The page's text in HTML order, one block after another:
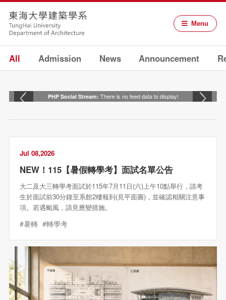
Menu
All Admission News Announcement
PHP Social Stream: There is no feed data to display!
Jul 08,2026
NEW！115【暑假轉學考】面試名單公告
大二及大三轉學考面試於115年7月11日(六)上午10點舉行，請考
生於面試前30分鐘至系館2樓報到(見平面圖)，並確認相關注意事
項。若遇颱風，請見應變措施。
#暑轉 #轉學考